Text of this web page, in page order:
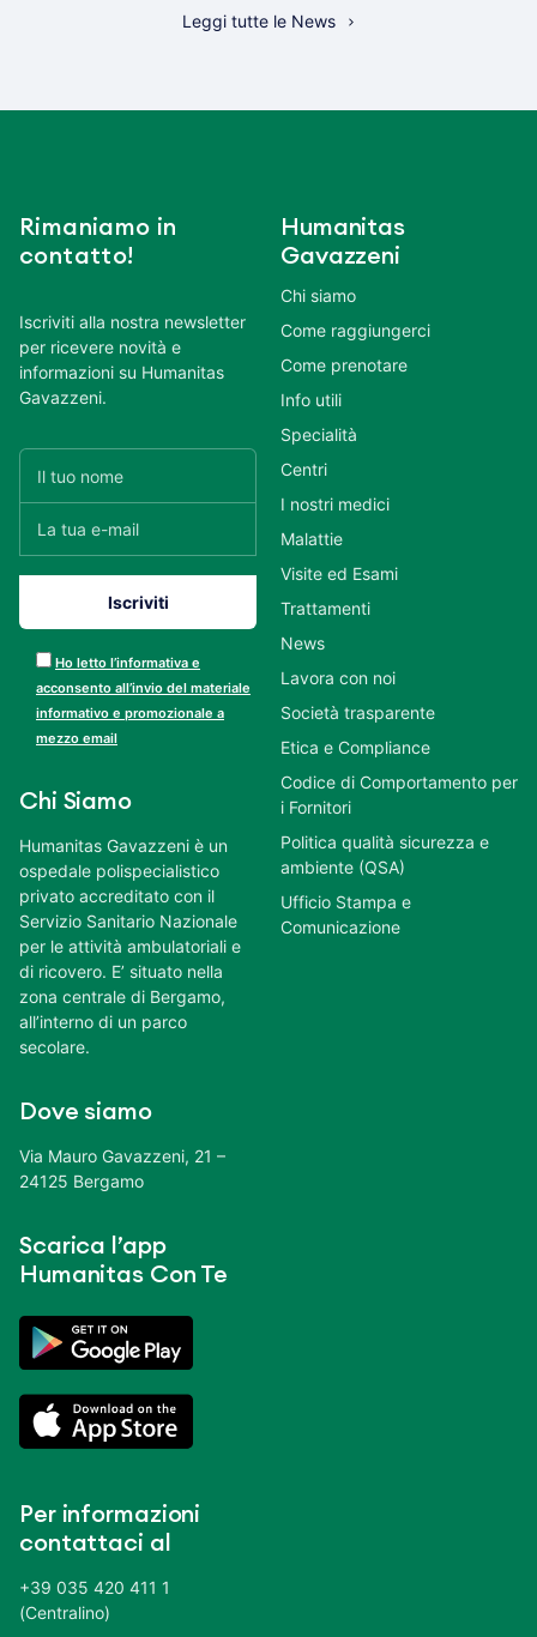
Leggi tutte le News
Rimaniamo in
contatto!
Iscriviti alla nostra newsletter
per ricevere novità e
informazioni su Humanitas
Gavazzeni.
Ho letto l’informativa e
acconsento all’invio del materiale
informativo e promozionale a
mezzo email
Chi Siamo
Humanitas Gavazzeni è un
ospedale polispecialistico
privato accreditato con il
Servizio Sanitario Nazionale
per le attività ambulatoriali e
di ricovero. E’ situato nella
zona centrale di Bergamo,
all’interno di un parco
secolare.
Dove siamo
Via Mauro Gavazzeni, 21 –
24125 Bergamo
Scarica l’app
Humanitas Con Te
Per informazioni
contattaci al
+39 035 420 411 1
(Centralino)
Humanitas
Gavazzeni
Chi siamo
Come raggiungerci
Come prenotare
Info utili
Specialità
Centri
I nostri medici
Malattie
Visite ed Esami
Trattamenti
News
Lavora con noi
Società trasparente
Etica e Compliance
Codice di Comportamento per
i Fornitori
Politica qualità sicurezza e
ambiente (QSA)
Ufficio Stampa e
Comunicazione